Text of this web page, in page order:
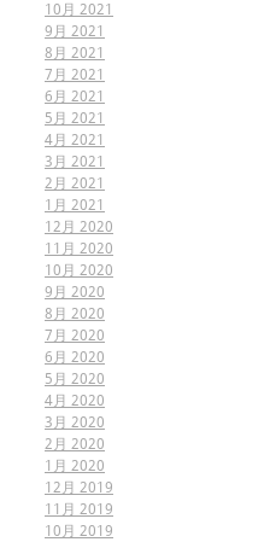
10月 2021
9月 2021
8月 2021
7月 2021
6月 2021
5月 2021
4月 2021
3月 2021
2月 2021
1月 2021
12月 2020
11月 2020
10月 2020
9月 2020
8月 2020
7月 2020
6月 2020
5月 2020
4月 2020
3月 2020
2月 2020
1月 2020
12月 2019
11月 2019
10月 2019